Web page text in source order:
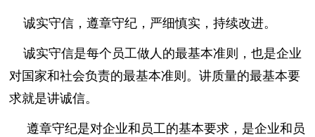
诚实守信，遵章守纪，严细慎实，持续改进。
诚实守信是每个员工做人的最基本准则，也是企业
对国家和社会负责的最基本准则。讲质量的最基本要
求就是讲诚信。
遵章守纪是对企业和员工的基本要求，是企业和员